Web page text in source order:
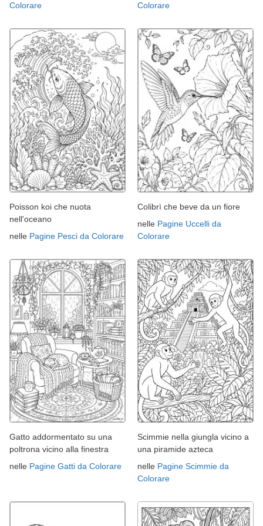
Colorare
Colorare
Poisson koi che nuota
nell'oceano
nelle Pagine Pesci da Colorare
Colibrì che beve da un fiore
nelle Pagine Uccelli da
Colorare
Gatto addormentato su una
poltrona vicino alla finestra
nelle Pagine Gatti da Colorare
Scimmie nella giungla vicino a
una piramide azteca
nelle Pagine Scimmie da
Colorare